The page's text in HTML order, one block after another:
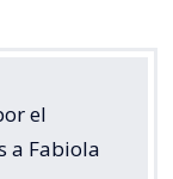
el
a Fabiola